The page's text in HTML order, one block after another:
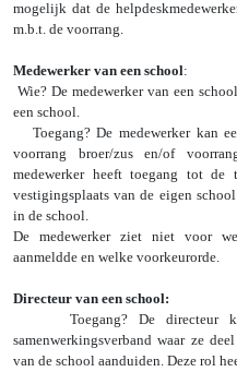
mogelijk dat de
m.b.t. de voorrang.
Medewerker van een school:
Wie? De medewerker van een
een school.
Toegang? De medewerker kan
voorrang broer/zus en/of
medewerker heeft toegang tot
vestigingsplaats van de eigen
in de school.
De medewerker ziet niet voor
aanmeldde en welke voorkeurorde.
Directeur van een school:
Toegang? De
samenwerkingsverband waar ze
van de school aanduiden. Deze rol